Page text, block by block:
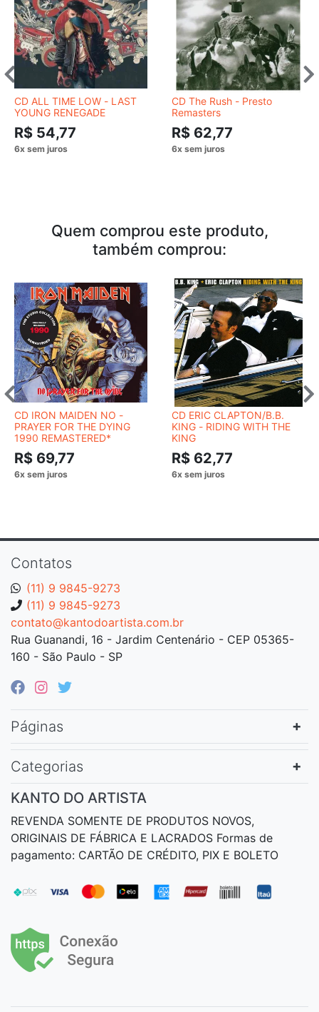
CD ALL TIME LOW - LAST
YOUNG RENEGADE
R$ 54,77
CD The Rush - Presto
Remasters
R$ 62,77
Quem comprou este produto,
também comprou:
CD IRON MAIDEN NO -
PRAYER FOR THE DYING
1990 REMASTERED*
R$ 69,77
CD ERIC CLAPTON/B.B.
KING - RIDING WITH THE
KING
R$ 62,77
Contatos
(11) 9 9845-9273
(11) 9 9845-9273
contato@kantodoartista.com.br
Rua Guanandi, 16 - Jardim Centenário - CEP 05365-
160 - São Paulo - SP
Páginas
Categorias
KANTO DO ARTISTA
REVENDA SOMENTE DE PRODUTOS NOVOS,
ORIGINAIS DE FÁBRICA E LACRADOS Formas de
pagamento: CARTÃO DE CRÉDITO, PIX E BOLETO